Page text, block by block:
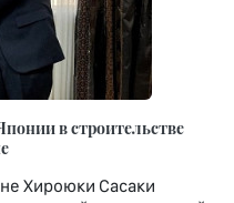
в строительстве
Хироюки Сасаки